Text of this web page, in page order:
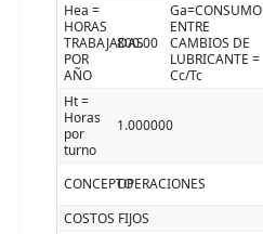
Hea =
HORAS
TRABAJADAS
POR
AÑO
800.00
Ga=CONSUMO
ENTRE
CAMBIOS DE
LUBRICANTE =
Cc/Tc
Ht =
Horas
por
turno
1.000000
CONCEPTOOPERACIONES
COSTOS FIJOS